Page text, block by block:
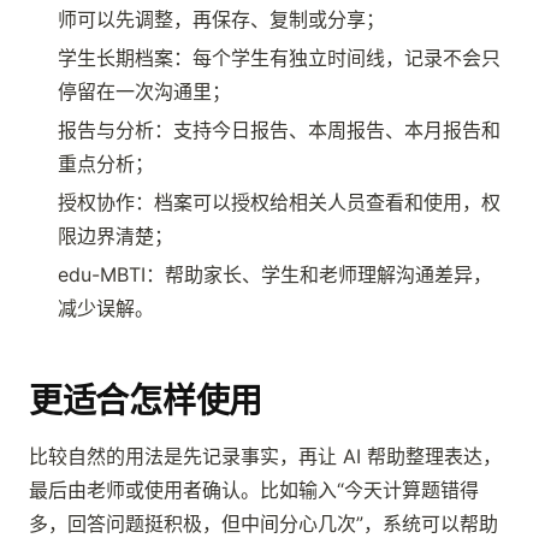
师可以先调整，再保存、复制或分享；
学生长期档案：每个学生有独立时间线，记录不会只
停留在一次沟通里；
报告与分析：支持今日报告、本周报告、本月报告和
重点分析；
授权协作：档案可以授权给相关人员查看和使用，权
限边界清楚；
edu-MBTI：帮助家长、学生和老师理解沟通差异，
减少误解。
更适合怎样使用
比较自然的用法是先记录事实，再让 AI 帮助整理表达，
最后由老师或使用者确认。比如输入“今天计算题错得
多，回答问题挺积极，但中间分心几次”，系统可以帮助